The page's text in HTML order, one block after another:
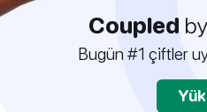
Coupled
Bugün #1 çiftler